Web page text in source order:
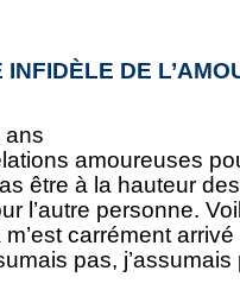
INFIDÈLE DE
ans
amoureuses
être à la hauteur
l’autre personne.
carrément
pas,